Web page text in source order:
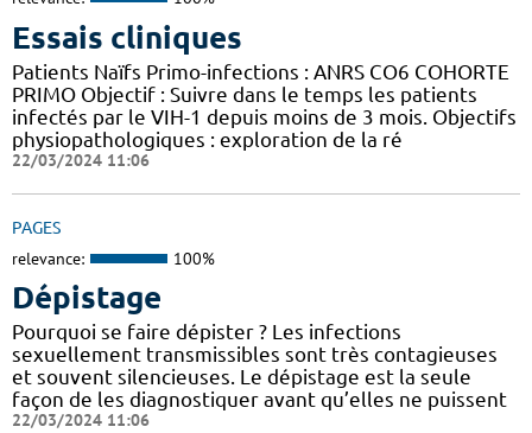
Essais cliniques
Patients Naïfs Primo-infections : ANRS CO6 COHORTE
PRIMO Objectif : Suivre dans le temps les patients
infectés par le VIH-1 depuis moins de 3 mois. Objectifs
physiopathologiques : exploration de la ré
22/03/2024 11:06
PAGES
relevance: 100%
Dépistage
Pourquoi se faire dépister ? Les infections
sexuellement transmissibles sont très contagieuses
et souvent silencieuses. Le dépistage est la seule
façon de les diagnostiquer avant qu’elles ne puissent
22/03/2024 11:06